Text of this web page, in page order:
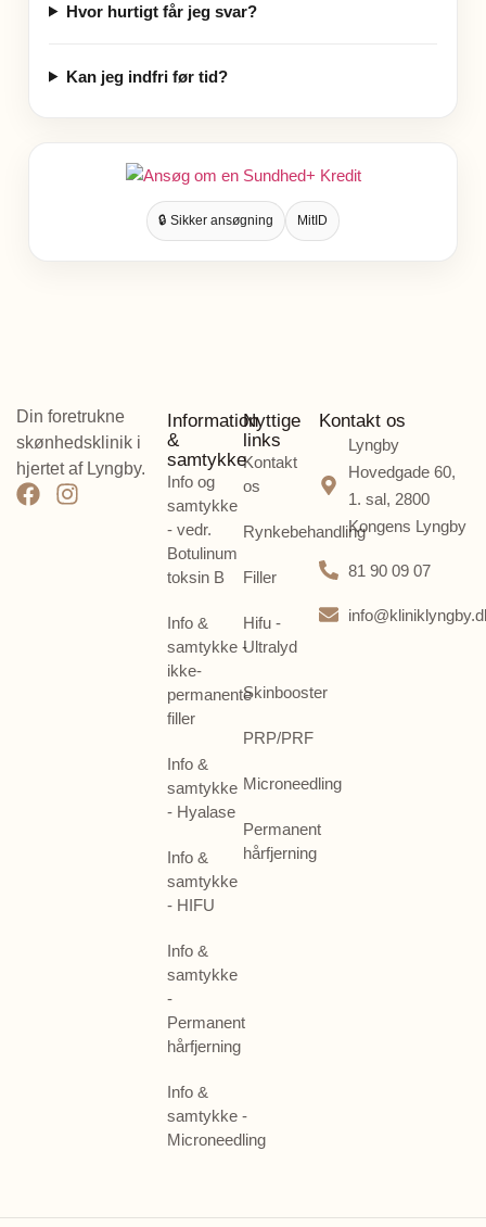
Hvor hurtigt får jeg svar?
Kan jeg indfri før tid?
🔒 Sikker ansøgning MitID
Din foretrukne
skønhedsklinik i
hjertet af Lyngby.
Information
&
samtykke
Info og
samtykke
- vedr.
Botulinum
toksin B
Info &
samtykke -
ikke-
permanente
filler
Info &
samtykke
- Hyalase
Info &
samtykke
- HIFU
Info &
samtykke
-
Permanent
hårfjerning
Info &
samtykke -
Microneedling
Nyttige
links
Kontakt
os
Rynkebehandling
Filler
Hifu -
Ultralyd
Skinbooster
PRP/PRF
Microneedling
Permanent
hårfjerning
Kontakt os
Lyngby
Hovedgade 60,
1. sal, 2800
Kongens Lyngby
81 90 09 07